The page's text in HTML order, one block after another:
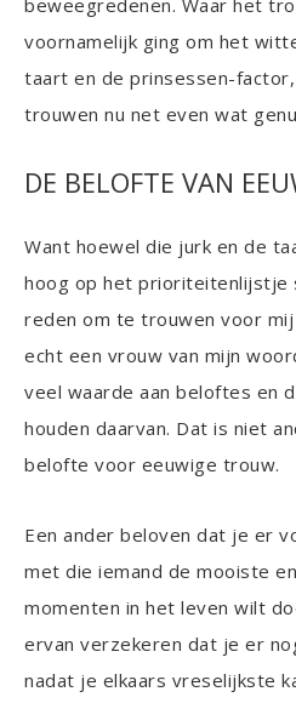
beweegredenen. Waar het
voornamelijk ging om het
taart en de prinsessen-
trouwen nu net even wat
DE BELOFTE VAN
Want hoewel die jurk en de
hoog op het prioriteitenlijstje
reden om te trouwen voor mij
echt een vrouw van mijn
veel waarde aan beloftes en
houden daarvan. Dat is niet
belofte voor eeuwige trouw.
Een ander beloven dat je er
met die iemand de mooiste
momenten in het leven wilt
ervan verzekeren dat je er
nadat je elkaars vreselijkste